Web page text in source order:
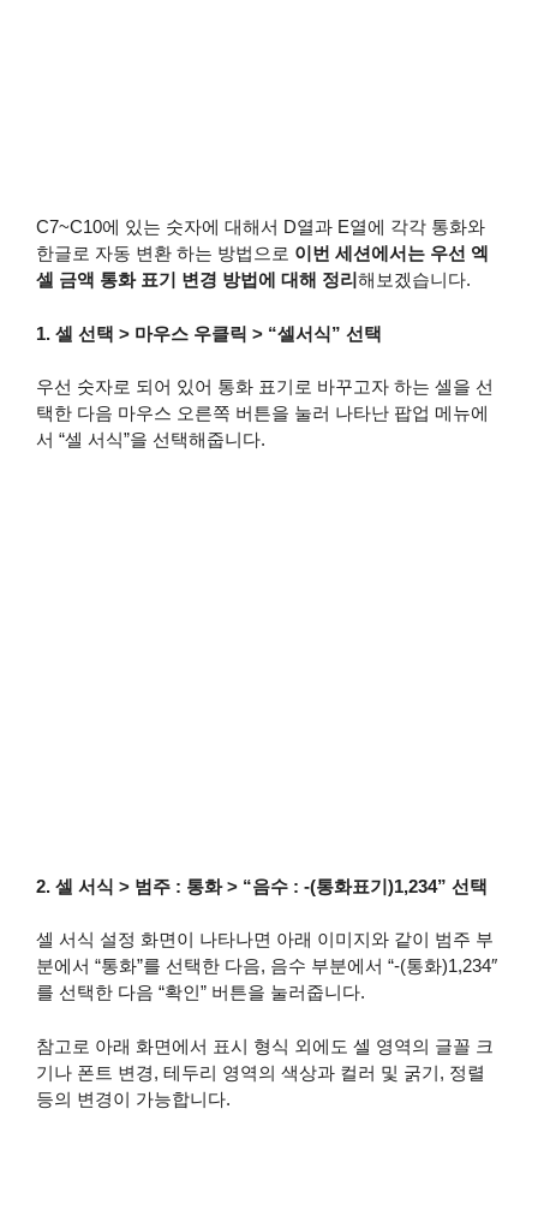
C7~C10에 있는 숫자에 대해서 D열과 E열에 각각 통화와
한글로 자동 변환 하는 방법으로 이번 세션에서는 우선 엑
셀 금액 통화 표기 변경 방법에 대해 정리해보겠습니다.
1. 셀 선택 > 마우스 우클릭 > “셀서식” 선택
우선 숫자로 되어 있어 통화 표기로 바꾸고자 하는 셀을 선
택한 다음 마우스 오른쪽 버튼을 눌러 나타난 팝업 메뉴에
서 “셀 서식”을 선택해줍니다.
2. 셀 서식 > 범주 : 통화 > “음수 : -(통화표기)1,234” 선택
셀 서식 설정 화면이 나타나면 아래 이미지와 같이 범주 부
분에서 “통화”를 선택한 다음, 음수 부분에서 “-(통화)1,234″
를 선택한 다음 “확인” 버튼을 눌러줍니다.
참고로 아래 화면에서 표시 형식 외에도 셀 영역의 글꼴 크
기나 폰트 변경, 테두리 영역의 색상과 컬러 및 굵기, 정렬
등의 변경이 가능합니다.